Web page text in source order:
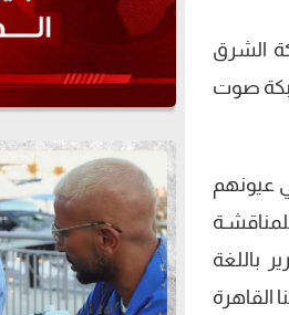
الشرق
صوت
عيونهم
باللغة
القاهرة